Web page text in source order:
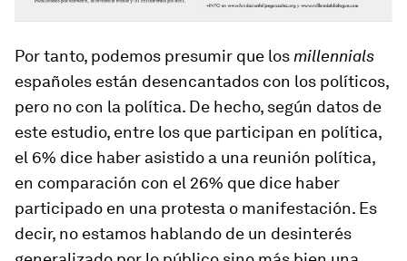
Por tanto, podemos presumir que los millennials
españoles están desencantados con los políticos,
pero no con la política. De hecho, según datos de
este estudio, entre los que participan en política,
el 6% dice haber asistido a una reunión política,
en comparación con el 26% que dice haber
participado en una protesta o manifestación. Es
decir, no estamos hablando de un desinterés